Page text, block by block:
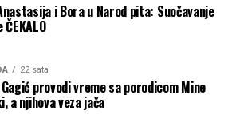
i Bora u Narod pita: Suočavanje
22 sata
provodi vreme sa porodicom Mine
a njihova veza jača